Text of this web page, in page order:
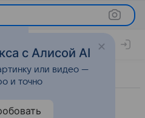
с Алисой AI
или видео —
и точно